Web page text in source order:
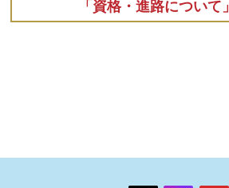
「資格・進路について」